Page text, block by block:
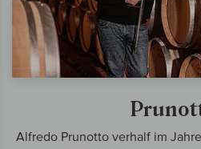
Alfredo Prunotto verhalf im